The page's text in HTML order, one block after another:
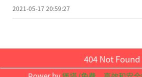
将冰川内部不同位置的温度
2021-05-17 20:59:27
404 Not Found